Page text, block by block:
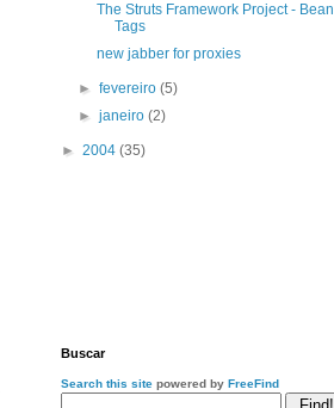
The Struts Framework Project - Bean
Tags
new jabber for proxies
►fevereiro(5)
►janeiro(2)
► 2004 (35)
Buscar
Search this site powered by FreeFind